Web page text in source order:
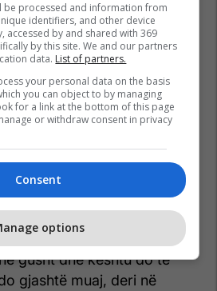
do të paguhet në muajin
gusht dhe kështu do të
gjashtë muaj, deri në
be processed and information from
identifiers, and other device
accessed by and shared with 369
by this site. We and our partners
data. List of partners.
your personal data on the basis
you can object to by managing
for a link at the bottom of this page
or withdraw consent in privacy
Consent
options